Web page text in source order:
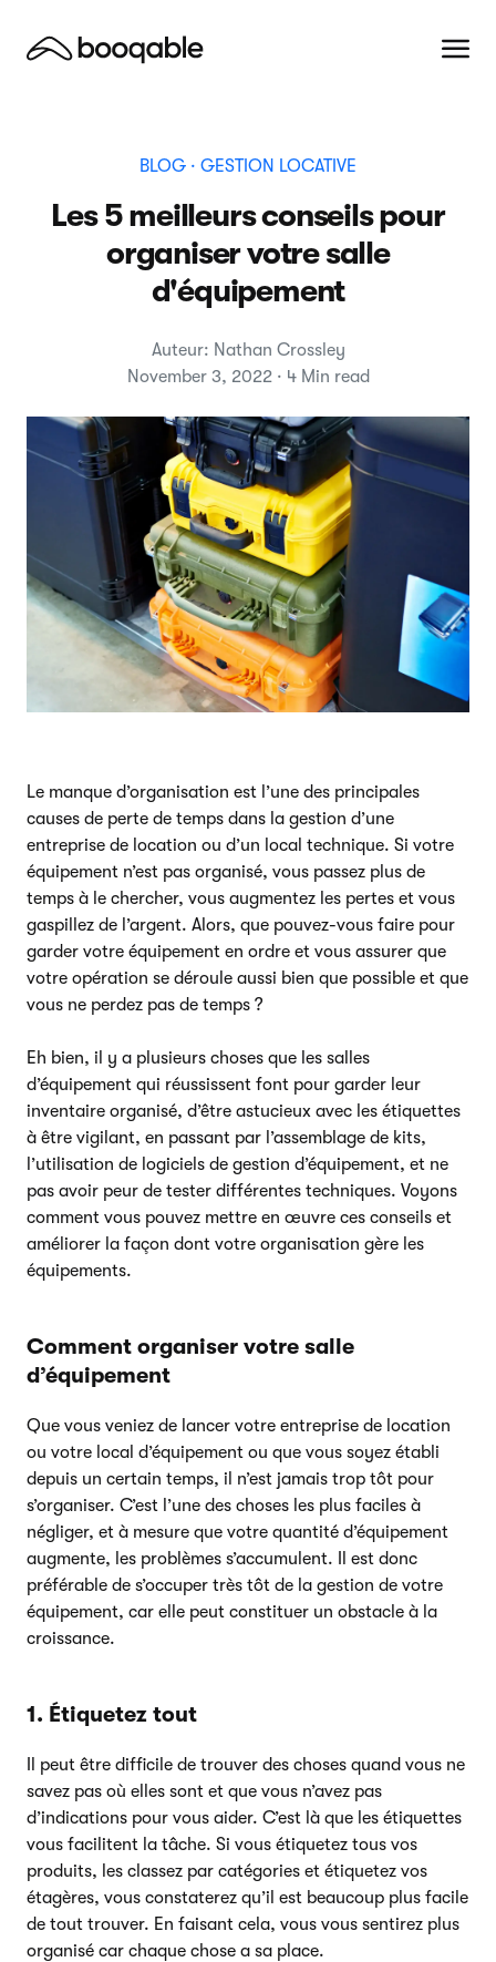
BLOG · GESTION LOCATIVE
Les 5 meilleurs conseils pour
organiser votre salle
d'équipement
Auteur: Nathan Crossley
November 3, 2022 · 4 Min read
Le manque d’organisation est l’une des principales
causes de perte de temps dans la gestion d’une
entreprise de location ou d’un local technique. Si votre
équipement n’est pas organisé, vous passez plus de
temps à le chercher, vous augmentez les pertes et vous
gaspillez de l’argent. Alors, que pouvez-vous faire pour
garder votre équipement en ordre et vous assurer que
votre opération se déroule aussi bien que possible et que
vous ne perdez pas de temps ?
Eh bien, il y a plusieurs choses que les salles
d’équipement qui réussissent font pour garder leur
inventaire organisé, d’être astucieux avec les étiquettes
à être vigilant, en passant par l’assemblage de kits,
l’utilisation de logiciels de gestion d’équipement, et ne
pas avoir peur de tester différentes techniques. Voyons
comment vous pouvez mettre en œuvre ces conseils et
améliorer la façon dont votre organisation gère les
équipements.
Comment organiser votre salle
d’équipement
Que vous veniez de lancer votre entreprise de location
ou votre local d’équipement ou que vous soyez établi
depuis un certain temps, il n’est jamais trop tôt pour
s’organiser. C’est l’une des choses les plus faciles à
négliger, et à mesure que votre quantité d’équipement
augmente, les problèmes s’accumulent. Il est donc
préférable de s’occuper très tôt de la gestion de votre
équipement, car elle peut constituer un obstacle à la
croissance.
1. Étiquetez tout
Il peut être difficile de trouver des choses quand vous ne
savez pas où elles sont et que vous n’avez pas
d’indications pour vous aider. C’est là que les étiquettes
vous facilitent la tâche. Si vous étiquetez tous vos
produits, les classez par catégories et étiquetez vos
étagères, vous constaterez qu’il est beaucoup plus facile
de tout trouver. En faisant cela, vous vous sentirez plus
organisé car chaque chose a sa place.